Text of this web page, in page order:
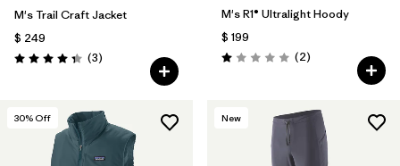
M's Trail Craft Jacket
$ 249
Valoración: 4.3 / 5
(3Comentarios
)
M's R1® Ultralight Hoody
$ 199
Valoración: 1.0 / 5
(2Comentarios
)
30% Off New